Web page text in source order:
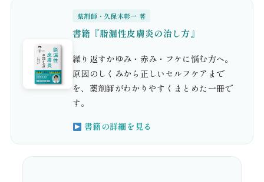
薬剤師・久保木彰一 著
書籍『脂漏性皮膚炎の治し方』
繰り返すかゆみ・赤み・フケに悩む方へ。
原因のしくみから正しいセルフケアまで
を、薬剤師がわかりやすくまとめた一冊で
す。
書籍の詳細を見る